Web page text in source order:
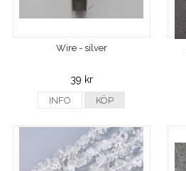
Wire - silver
39 kr
INFO KÖP